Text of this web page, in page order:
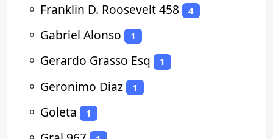
⚬ Franklin D. Roosevelt 458 4
⚬ Gabriel Alonso 1
⚬ Gerardo Grasso Esq 1
⚬ Geronimo Diaz 1
⚬ Goleta 1